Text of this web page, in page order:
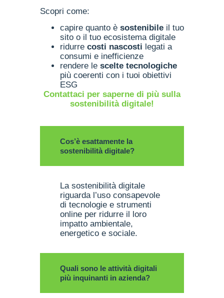
Scopri come:
capire quanto è sostenibile il tuo
sito o il tuo ecosistema digitale
ridurre costi nascosti legati a
consumi e inefficienze
rendere le scelte tecnologiche
più coerenti con i tuoi obiettivi
ESG
Contattaci per saperne di più sulla
sostenibilità digitale!
Cos’è esattamente la
sostenibilità digitale?
La sostenibilità digitale
riguarda l’uso consapevole
di tecnologie e strumenti
online per ridurre il loro
impatto ambientale,
energetico e sociale.
Quali sono le attività digitali
più inquinanti in azienda?